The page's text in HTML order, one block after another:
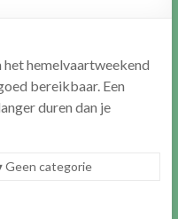
het hemelvaartweekend
bereikbaar. Een
duren dan je
Geen categorie